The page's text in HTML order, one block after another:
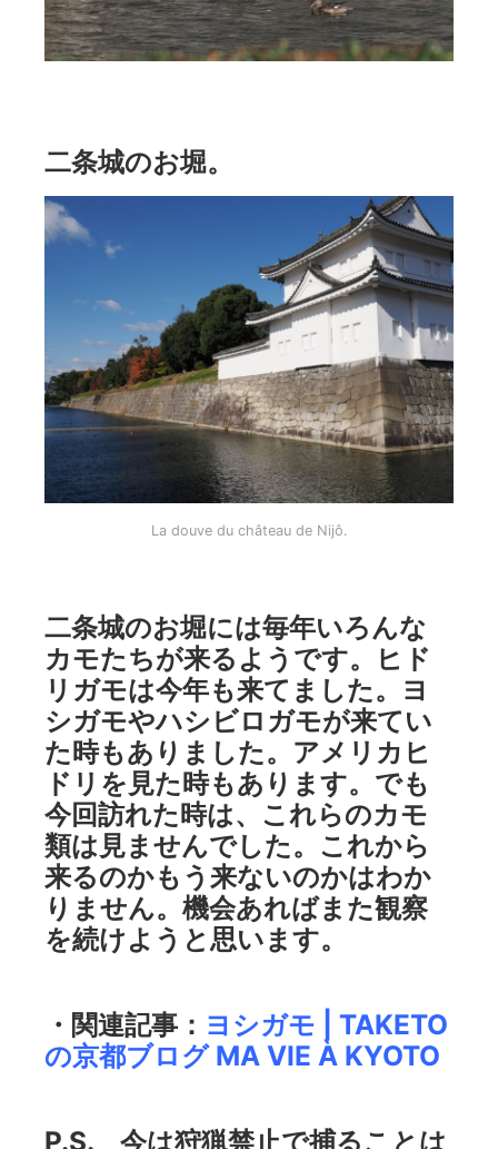
二条城のお堀。
La douve du château de Nijô.
二条城のお堀には毎年いろんな
カモたちが来るようです。ヒド
リガモは今年も来てました。ヨ
シガモやハシビロガモが来てい
た時もありました。アメリカヒ
ドリを見た時もあります。でも
今回訪れた時は、これらのカモ
類は見ませんでした。これから
来るのかもう来ないのかはわか
りません。機会あればまた観察
を続けようと思います。
・関連記事： ヨシガモ | TAKETO
の京都ブログ MA VIE À KYOTO
P.S. 今は狩猟禁止で捕ることは